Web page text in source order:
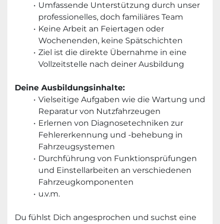
Umfassende Unterstützung durch unser
professionelles, doch familiäres Team
Keine Arbeit an Feiertagen oder
Wochenenden, keine Spätschichten
Ziel ist die direkte Übernahme in eine
Vollzeitstelle nach deiner Ausbildung
Deine Ausbildungsinhalte:
Vielseitige Aufgaben wie die Wartung und
Reparatur von Nutzfahrzeugen
Erlernen von Diagnosetechniken zur
Fehlererkennung und -behebung in
Fahrzeugsystemen
Durchführung von Funktionsprüfungen
und Einstellarbeiten an verschiedenen
Fahrzeugkomponenten
u.v.m.
Du fühlst Dich angesprochen und suchst eine